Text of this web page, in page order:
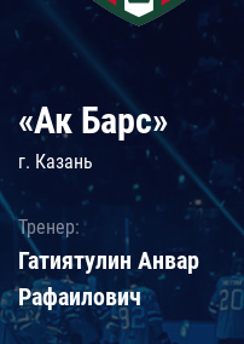
«Ак Барс»
г. Казань
Тренер:
Гатиятулин Анвар
Рафаилович